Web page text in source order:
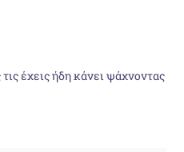
έχεις ήδη κάνει ψάχνοντας